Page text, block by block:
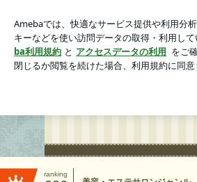
アプリをダウンロードして ブログの更新通知
ょう。
ranking